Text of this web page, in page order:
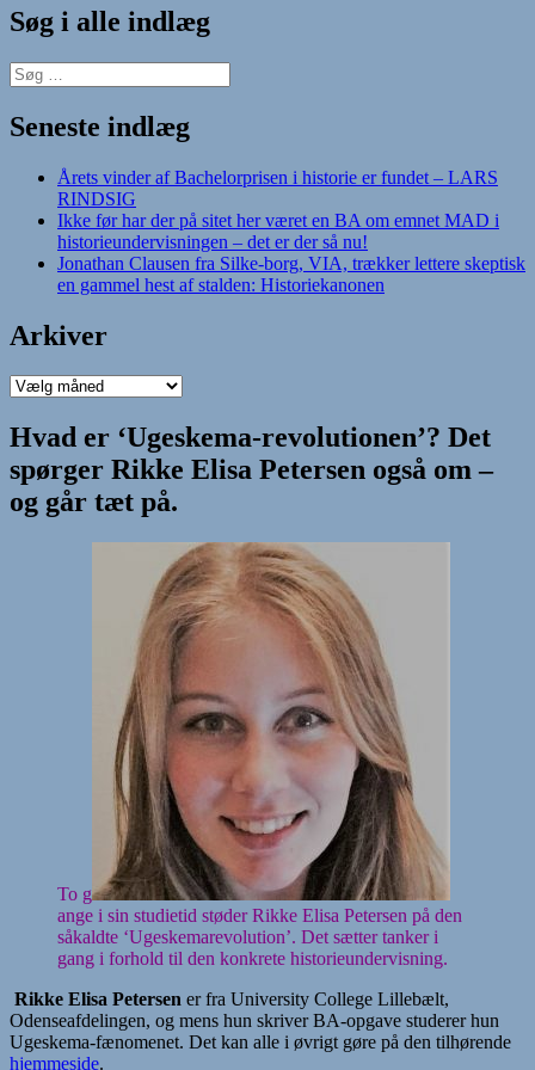
Søg i alle indlæg
Søg
efter:
Seneste indlæg
Årets vinder af Bachelorprisen i historie er fundet – LARS
RINDSIG
Ikke før har der på sitet her været en BA om emnet MAD i
historieundervisningen – det er der så nu!
Jonathan Clausen fra Silke-borg, VIA, trækker lettere skeptisk
en gammel hest af stalden: Historiekanonen
Arkiver
Arkiver
Hvad er ‘Ugeskema-revolutionen’? Det
spørger Rikke Elisa Petersen også om –
og går tæt på.
To g
ange i sin studietid støder Rikke Elisa Petersen på den
såkaldte ‘Ugeskemarevolution’. Det sætter tanker i
gang i forhold til den konkrete historieundervisning.
Rikke Elisa Petersen er fra University College Lillebælt,
Odenseafdelingen, og mens hun skriver BA-opgave studerer hun
Ugeskema-fænomenet. Det kan alle i øvrigt gøre på den tilhørende
hjemmeside.